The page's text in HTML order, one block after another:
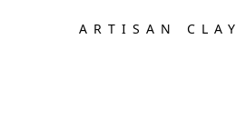
ARTISAN CLAY